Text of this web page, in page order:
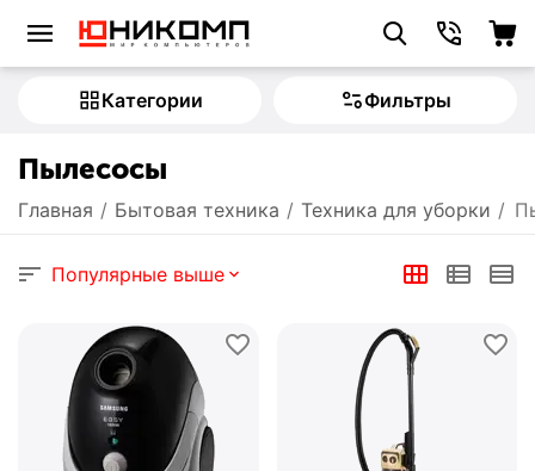
Категории Фильтры
Пылесосы
Главная / Бытовая техника / Техника для уборки /
Популярные выше